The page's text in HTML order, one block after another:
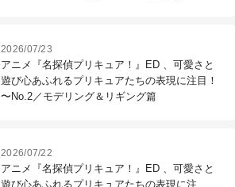
2026/07/23
アニメ『名探偵プリキュア！』ED 、可愛さと
遊び心あふれるプリキュアたちの表現に注目！
〜No.2／モデリング＆リギング篇
2026/07/22
アニメ『名探偵プリキュア！』ED 、可愛さと
遊び心あふれるプリキュアたちの表現に注